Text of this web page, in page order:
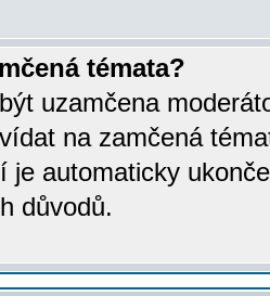
témata?
uzamčena
na zamčená
je automaticky
důvodů.